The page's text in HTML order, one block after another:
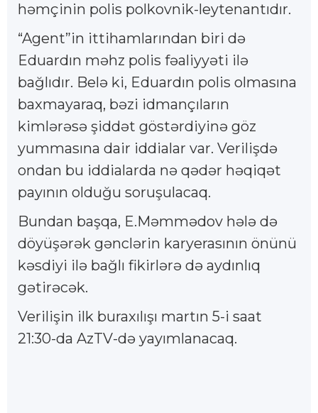
həmçinin polis polkovnik-leytenantıdır.
“Agent”in ittihamlarından biri də
Eduardın məhz polis fəaliyyəti ilə
bağlıdır. Belə ki, Eduardın polis olmasına
baxmayaraq, bəzi idmançıların
kimlərəsə şiddət göstərdiyinə göz
yummasına dair iddialar var. Verilişdə
ondan bu iddialarda nə qədər həqiqət
payının olduğu soruşulacaq.
Bundan başqa, E.Məmmədov hələ də
döyüşərək gənclərin karyerasının önünü
kəsdiyi ilə bağlı fikirlərə də aydınlıq
gətirəcək.
Verilişin ilk buraxılışı martın 5-i saat
21:30-da AzTV-də yayımlanacaq.